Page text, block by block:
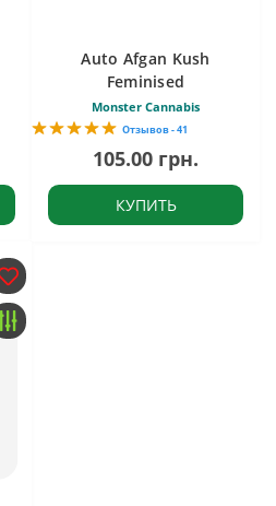
Auto Afgan Kush
Feminised
Monster Cannabis
Отзывов - 41
105.00 грн.
КУПИТЬ